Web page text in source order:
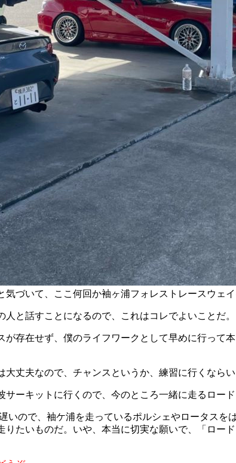
づいて、ここ何回か袖ヶ浦フォレストレースウェイ
と話すことになるので、これはコレでよいことだ。
存在せず、僕のライフワークとして早めに行って
大丈夫なので、チャンスというか、練習に行くなら
ーキットに行くので、今のところ一緒に走るロー
いので、袖ケ浦を走っているポルシェやロータス
たいものだ。いや、本当に切実な願いで、「ロー